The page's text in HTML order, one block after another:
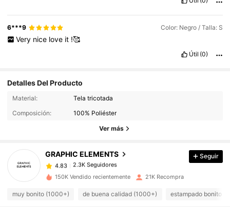
6***9 Color: Negro / Talla: S
Very nice love it !🥰
Útil (0)
Detalles Del Producto
Material:
Tela tricotada
Composición:
100% Poliéster
Ver más
GRAPHIC ELEMENTS
2.3K Seguidores
2.3K Seguidores
2.3K Seguidores
4.83
2.3K Seguidores
4.83
2.3K Seguidores
4.83 2.3K Seguidores
Seguir
150K Vendido recientemente 21K Recompra
muy bonito (1000+) de buena calidad (1000+) estampado bonito